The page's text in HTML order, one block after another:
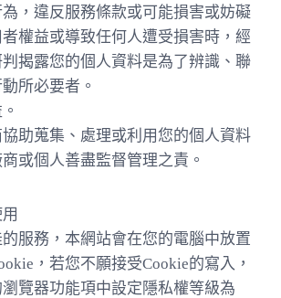
，違反服務條款或可能損害或妨礙
權益或導致任何人遭受損害時，經
揭露您的個人資料是為了辨識、聯
所必要者。
助蒐集、處理或利用您的個人資料
或個人善盡監督管理之責。
服務，本網站會在您的電腦中放置
，若您不願接受Cookie的寫入，
覽器功能項中設定隱私權等級為